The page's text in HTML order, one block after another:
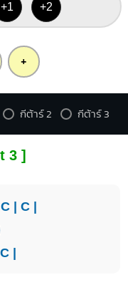
+1 +2
+
กีต้าร์ 2 กีต้าร์ 3
3 ]
C| C|
C|